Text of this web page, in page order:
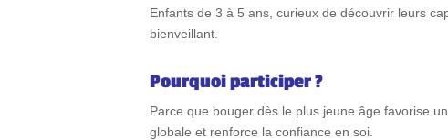
Enfants de 3 à 5 ans, curieux de découvrir leurs
bienveillant.
Pourquoi participer ?
Parce que bouger dès le plus jeune âge favorise
globale et renforce la confiance en soi.